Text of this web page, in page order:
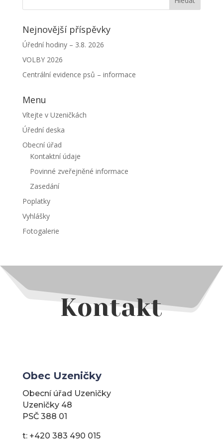
Nejnovější příspěvky
Úřední hodiny – 3.8. 2026
VOLBY 2026
Centrální evidence psů – informace
Menu
Vítejte v Uzeničkách
Úřední deska
Obecní úřad
Kontaktní údaje
Povinné zveřejněné informace
Zasedání
Poplatky
Vyhlášky
Fotogalerie
Kontakt
Obec Uzeničky
Obecní úřad Uzeničky
Uzeničky 48
PSČ 388 01
t: +420 383 490 015